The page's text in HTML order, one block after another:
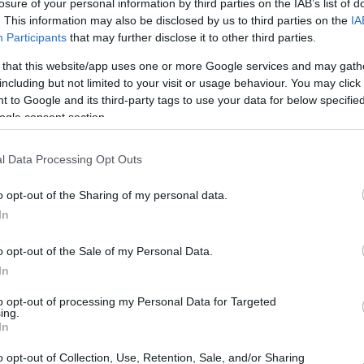
of your personal information by third parties on the IAB’s list of
This information may also be disclosed by us to third parties on the
Participants that may further disclose it to other third parties.
that this website/app uses one or more Google services and may
but not limited to your visit or usage behaviour. You may
to Google and its third-party tags to use your data for below
consent section.
Data Processing Opt Outs
opt-out of the Sharing of my personal data.
opt-out of the Sale of my Personal Data.
opt-out of processing my Personal Data for Targeted
opt-out of Collection, Use, Retention, Sale, and/or Sharing
12ου
εκ
να
τη
Κολλεγίου Παιδιάτρων
Με την παρούσα επιστολή και με την
ευκαιρία της επιτυχούς διεξαγωγής του
10ου Πανελληνίου Συνεδρίου του
Ελληνικού Κολλεγίου Παιδιάτρων (Ε.Κ.Π.),
το οποίο πραγματοποιήθηκε στις 18 – 20
Μαρτίου 2016 στην Αθήνα (ξενοδοχείο
Divani Caravel), θα ήθελα να ευχαριστήσω
θερμά και να συγχαρώ εσάς και τους
σας στην άρτια διοργάνωση της
Παρασκευή, 18 Μαρτίου 2016
42ο Πανελλήνιο Συνέδριο
Congress of the Hellenic Endocrine Society
"It
to
of
has